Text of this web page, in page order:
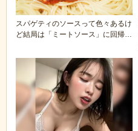
スパゲティのソースって色々あるけ
ど結局は「ミートソース」に回帰す